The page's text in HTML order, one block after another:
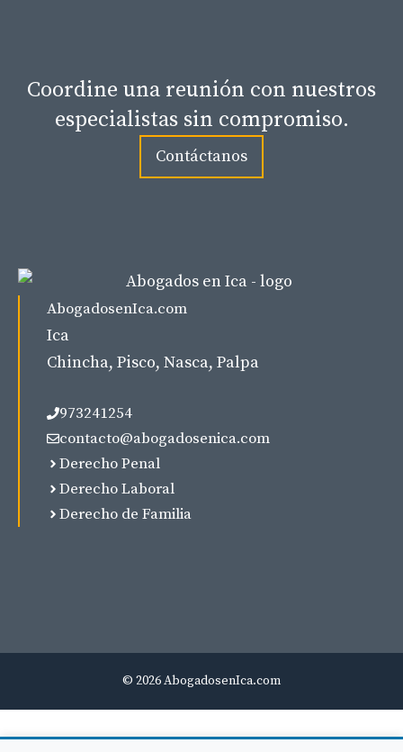
Coordine una reunión con nuestros
especialistas sin compromiso.
Contáctanos
AbogadosenIca.com
Ica
Chincha, Pisco, Nasca, Palpa
973241254
contacto@abogadosenica.com
Derecho Penal
Derecho Laboral
Derecho de Familia
© 2026 AbogadosenIca.com